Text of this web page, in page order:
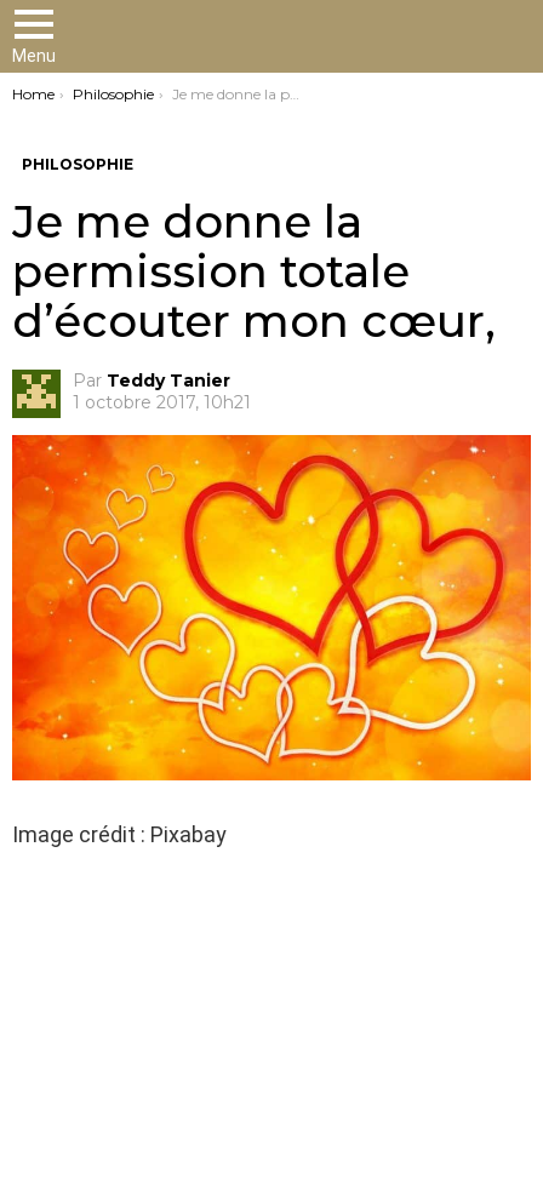
Menu
You are here:
Home Philosophie Je me donne la permission totale d’écouter mon cœur,
PHILOSOPHIE
Je me donne la
permission totale
d’écouter mon cœur,
Par Teddy Tanier
1 octobre 2017, 10h21
Image crédit : Pixabay